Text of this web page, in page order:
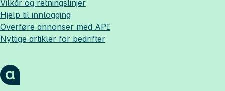
Vilkår og retningslinjer
Hjelp til innlogging
Overføre annonser med API
Nyttige artikler for bedrifter